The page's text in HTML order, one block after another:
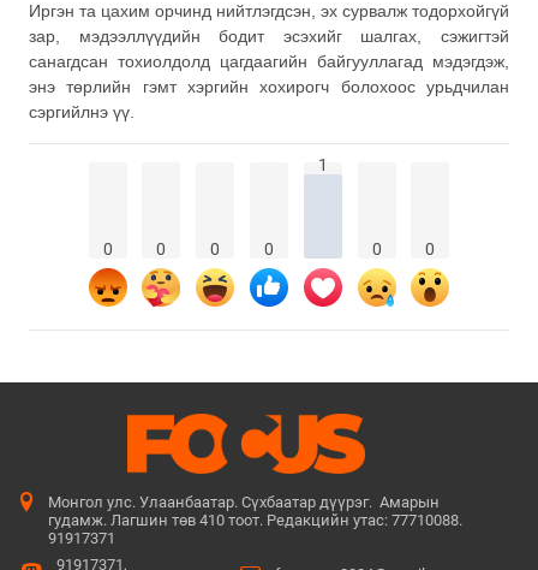
Иргэн та цахим орчинд нийтлэгдсэн, эх сурвалж тодорхойгүй
зар, мэдээллүүдийн бодит эсэхийг шалгах, сэжигтэй
санагдсан тохиолдолд цагдаагийн байгууллагад мэдэгдэж,
энэ төрлийн гэмт хэргийн хохирогч болохоос урьдчилан
сэргийлнэ үү.
0 0 0 0
1
0 0
Монгол улс. Улаанбаатар. Сүхбаатар дүүрэг. Амарын
гудамж. Лагшин төв 410 тоот. Редакцийн утас: 77710088.
91917371
91917371,